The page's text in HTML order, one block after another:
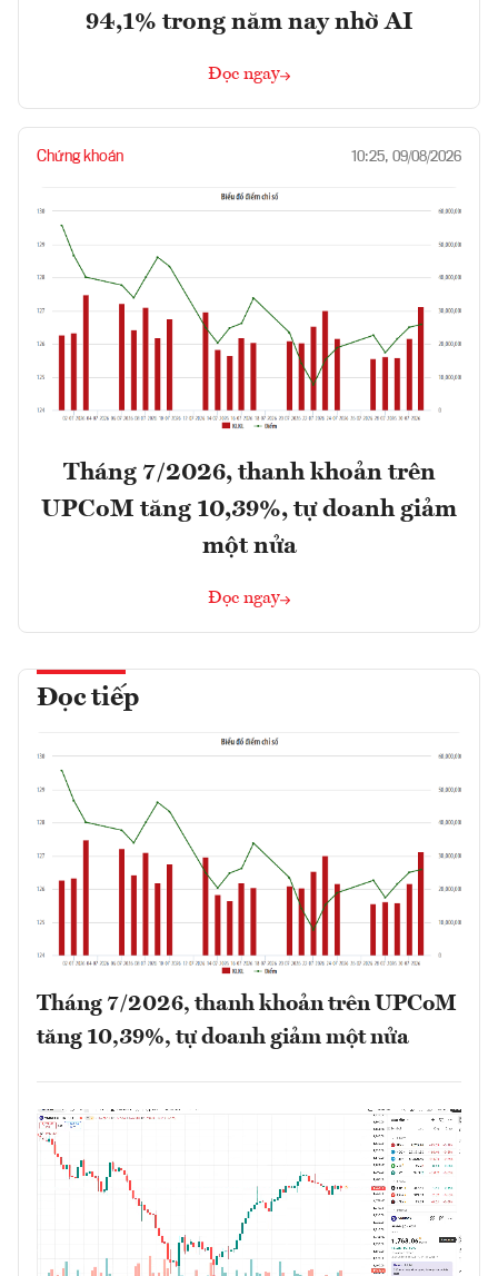
94,1% trong năm nay nhờ AI
Đọc ngay
Chứng khoán 10:25, 09/08/2026
Tháng 7/2026, thanh khoản trên
UPCoM tăng 10,39%, tự doanh giảm
một nửa
Đọc ngay
Đọc tiếp
Tháng 7/2026, thanh khoản trên UPCoM
tăng 10,39%, tự doanh giảm một nửa